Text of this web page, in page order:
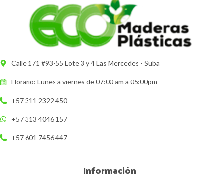
Calle 171 #93-55 Lote 3 y 4 Las Mercedes - Suba
Horario: Lunes a viernes de 07:00 am a 05:00pm
+57 311 2322 450
+57 313 4046 157
+57 601 7456 447
Información